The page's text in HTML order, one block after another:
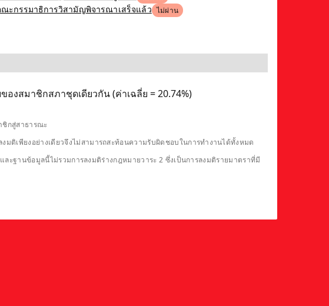
ะกรรมาธิการวิสามัญพิจารณาเสร็จแล้ว ไม่ผ่าน
งสมาชิกสภาชุดเดียวกัน (ค่าเฉลี่ย = 20.74%)
ชิกสู่สาธารณะ
ติเพียงอย่างเดียวจึงไม่สามารถสะท้อนความรับผิดชอบในการทำงานได้ทั้งหมด
ะฐานข้อมูลนี้ไม่รวมการลงมติร่างกฎหมายวาระ 2 ซึ่งเป็นการลงมติรายมาตราที่มี